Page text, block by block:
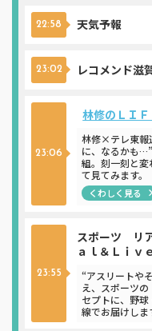
22:58 天気予報
23:02 レコメンド滋
23:06
林修のＬＩ
林修×テレ東報
に、なるかも
組。刻一刻と
て見てみます。
くわしく見る
23:55
スポーツ リ
ａｌ＆Ｌｉｖ
“アスリートや
え、スポーツ
セプトに、野
線でお届けしま